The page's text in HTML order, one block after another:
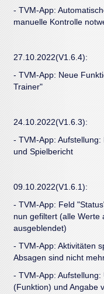
- TVM-App:
manuelle Kontrolle
27.10.2022(V1.6.4):
- TVM-App: Neue
Trainer"
24.10.2022(V1.6.3):
- TVM-App:
und Spielbericht
09.10.2022(V1.6.1):
- TVM-App: Feld
nun gefiltert (alle Werte
ausgeblendet)
- TVM-App: Aktivitäten
Absagen sind nicht
- TVM-App:
(Funktion) und Angabe